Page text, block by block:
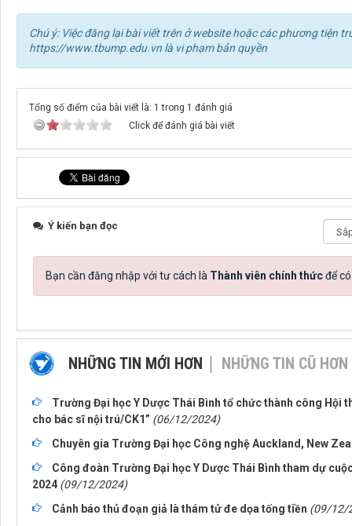
Chú ý: Việc đăng lại bài viết trên ở website hoặc các phương tiện
https://www.tbump.edu.vn là vi phạm bản quyền
Tổng số điểm của bài viết là: 1 trong 1 đánh giá
Click để đánh giá bài viết
Ý kiến bạn đọc
Bạn cần đăng nhập với tư cách là Thành viên chính thứcđể
NHỮNG TIN MỚI HƠN NHỮNG TIN CŨ HƠN
Trường Đại học Y Dược Thái Bình tổ chức thành công Hội
cho bác sĩ nội trú/CK1” (06/12/2024)
Chuyên gia Trường Đại học Công nghệ Auckland, New
Công đoàn Trường Đại học Y Dược Thái Bình tham dự
2024 (09/12/2024)
Cảnh báo thủ đoạn giả là thám tử đe dọa tống tiền (09/12/